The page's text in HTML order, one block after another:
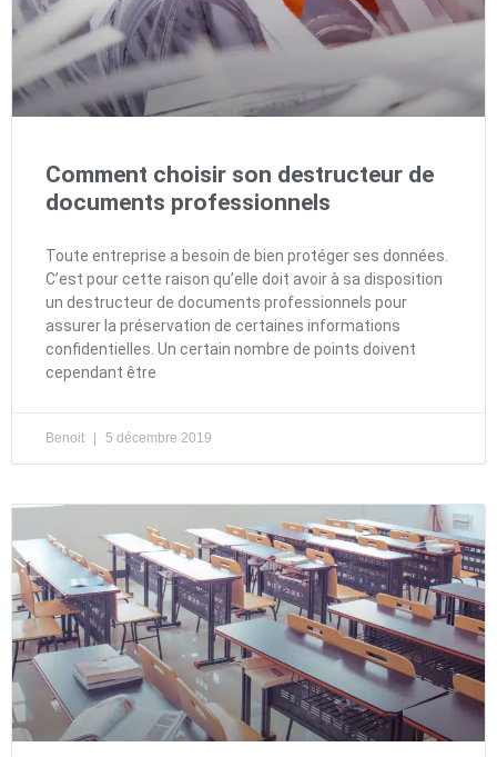
Comment choisir son destructeur de
documents professionnels
Toute entreprise a besoin de bien protéger ses données.
C’est pour cette raison qu’elle doit avoir à sa disposition
un destructeur de documents professionnels pour
assurer la préservation de certaines informations
confidentielles. Un certain nombre de points doivent
cependant être
Benoit 5 décembre 2019